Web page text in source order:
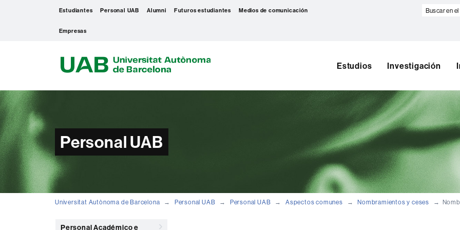
Estudiantes Personal UAB Alumni Futuros estudiantes Medios de comunicación
Empresas
Buscar
A
Estudios Investigación
Personal UAB
Universitat Autònoma de Barcelona Personal UAB Personal UAB Aspectos comunes Nombramientos y ceses
Personal Académico e